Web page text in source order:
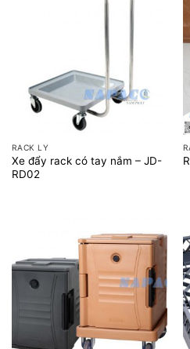
RACK LY
Xe đẩy rack có tay nắm – JD-
RD02